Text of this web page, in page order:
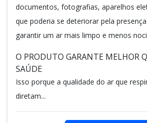
documentos, fotografias, aparelhos
que poderia se deteriorar pela
garantir um ar mais limpo e menos
O PRODUTO GARANTE MELHOR
SAÚDE
Isso porque a qualidade do ar que
diretam...